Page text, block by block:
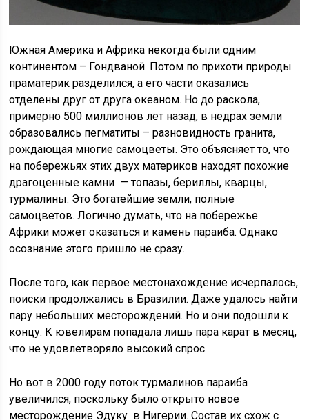
Южная Америка и Африка некогда были одним
континентом – Гондваной. Потом по прихоти природы
праматерик разделился, а его части оказались
отделены друг от друга океаном. Но до раскола,
примерно 500 миллионов лет назад, в недрах земли
образовались пегматиты – разновидность гранита,
рождающая многие самоцветы. Это объясняет то, что
на побережьях этих двух материков находят похожие
драгоценные камни — топазы, бериллы, кварцы,
турмалины. Это богатейшие земли, полные
самоцветов. Логично думать, что на побережье
Африки может оказаться и камень параиба. Однако
осознание этого пришло не сразу.
После того, как первое местонахождение исчерпалось,
поиски продолжались в Бразилии. Даже удалось найти
пару небольших месторождений. Но и они подошли к
концу. К ювелирам попадала лишь пара карат в месяц,
что не удовлетворяло высокий спрос.
Но вот в 2000 году поток турмалинов параиба
увеличился, поскольку было открыто новое
месторождение Эдуку в Нигерии. Состав их схож с